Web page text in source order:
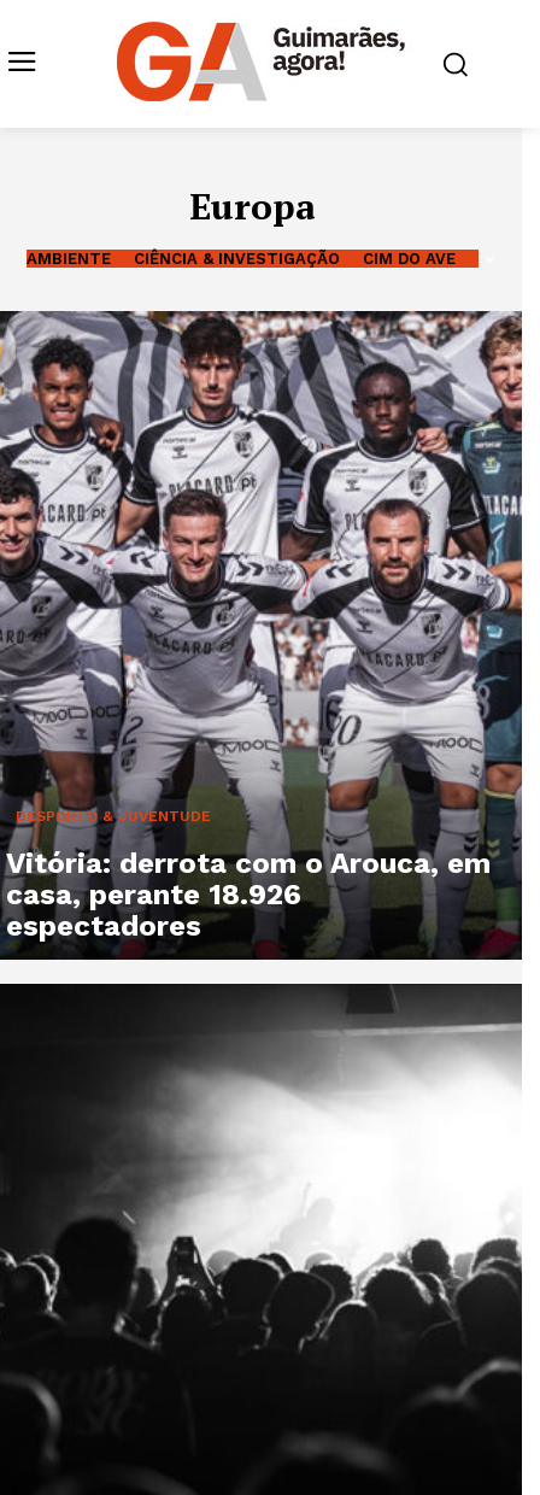
Europa
AMBIENTE CIÊNCIA & INVESTIGAÇÃO CIM DO AVE
DESPORTO & JUVENTUDE
Vitória: derrota com o Arouca, em
casa, perante 18.926
espectadores